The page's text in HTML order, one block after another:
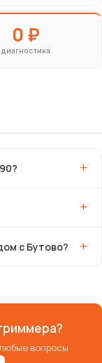
0 ₽
диагностика
с Бутово?
вопросы